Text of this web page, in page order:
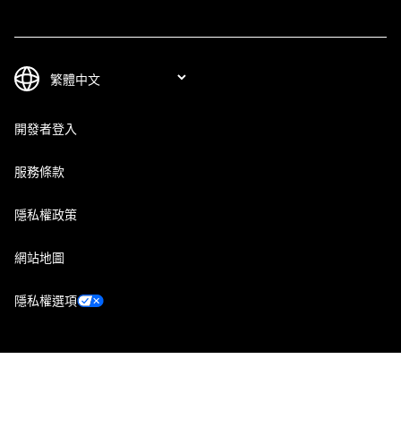
開發者登入
服務條款
隱私權政策
網站地圖
隱私權選項